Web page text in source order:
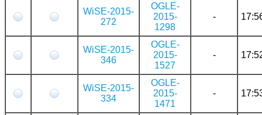
WiSE-2015-
272
OGLE-
2015-
1298
-
WiSE-2015-
346
OGLE-
2015-
1527
-
WiSE-2015-
334
OGLE-
2015-
1471
-